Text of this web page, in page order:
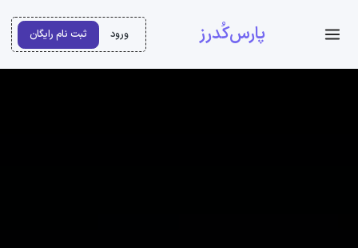
پارس‌کُدرز ورود ثبت نام رایگان